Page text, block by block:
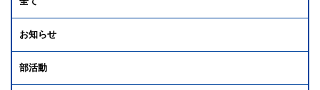
お知らせ
部活動